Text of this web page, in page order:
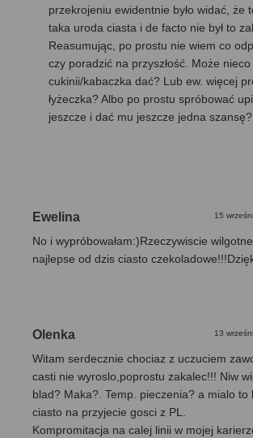
przekrojeniu ewidentnie było widać, że
taka uroda ciasta i de facto nie był to
Reasumując, po prostu nie wiem co
czy poradzić na przyszłość. Może nieco
cukinii/kabaczka dać? Lub ew. więcej
łyżeczka? Albo po prostu spróbować
jeszcze i dać mu jeszcze jedna szansę?
Ewelina 15
No i wypróbowałam:)Rzeczywiscie
najlepse od dzis ciasto
Olenka 13
Witam serdecznie chociaz z uczuciem
casti nie wyroslo,poprostu zakalec!!! Niw
blad? Maka?. Temp. pieczenia? a mialo to
ciasto na przyjecie gosci z PL.
Kompromitacja na calej linii w mojej